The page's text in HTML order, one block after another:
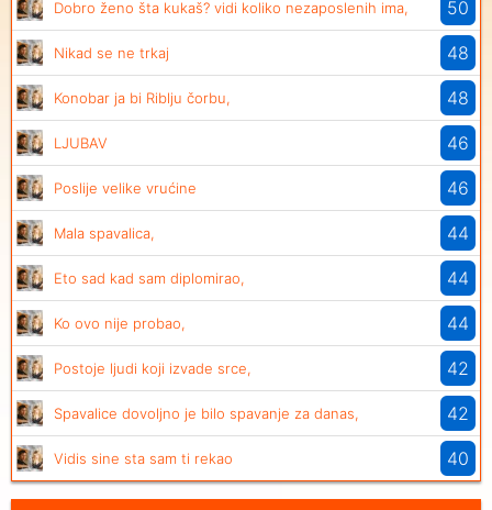
Dobro ženo šta kukaš? vidi koliko nezaposlenih ima, 50
Nikad se ne trkaj 48
Konobar ja bi Riblju čorbu, 48
LJUBAV 46
Poslije velike vrućine 46
Mala spavalica, 44
Eto sad kad sam diplomirao, 44
Ko ovo nije probao, 44
Postoje ljudi koji izvade srce, 42
Spavalice dovoljno je bilo spavanje za danas, 42
Vidis sine sta sam ti rekao 40